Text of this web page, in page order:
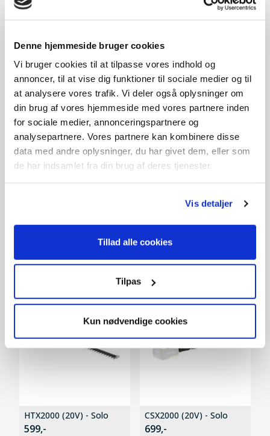
Denne hjemmeside bruger cookies
Vi bruger cookies til at tilpasse vores indhold og
annoncer, til at vise dig funktioner til sociale medier og til
at analysere vores trafik. Vi deler også oplysninger om
din brug af vores hjemmeside med vores partnere inden
for sociale medier, annonceringspartnere og
analysepartnere. Vores partnere kan kombinere disse
data med andre oplysninger, du har givet dem, eller som
de har indsamlet fra din brug af deres tjenester.
Vis detaljer
Tillad alle cookies
Tilpas
Kun nødvendige cookies
Relaterede produkter
SPAR 180,-
GTX2000 (20V) - Solo LBX2000 (20V) - Solo
HTX2000 (20V) - Solo
599,-
CSX2000 (20V) - Solo
699,-